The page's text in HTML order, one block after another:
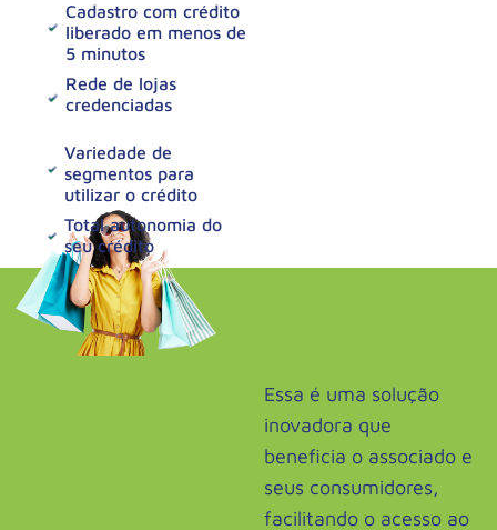
Cadastro com crédito
liberado em menos de
5 minutos
Rede de lojas
credenciadas
Variedade de
segmentos para
utilizar o crédito
Total autonomia do
seu crédito
Essa é uma solução
inovadora que
beneficia o associado e
seus consumidores,
facilitando o acesso ao